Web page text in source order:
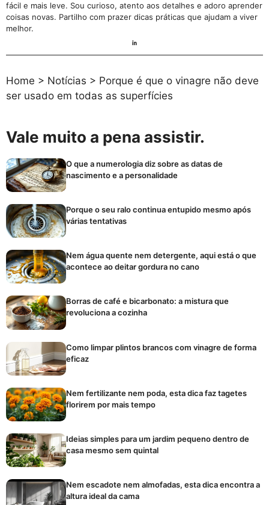
fácil e mais leve. Sou curioso, atento aos detalhes e adoro aprender
coisas novas. Partilho com prazer dicas práticas que ajudam a viver
melhor.
Home > Notícias > Porque é que o vinagre não deve
ser usado em todas as superfícies
Vale muito a pena assistir.
O que a numerologia diz sobre as datas de
nascimento e a personalidade
Porque o seu ralo continua entupido mesmo após
várias tentativas
Nem água quente nem detergente, aqui está o que
acontece ao deitar gordura no cano
Borras de café e bicarbonato: a mistura que
revoluciona a cozinha
Como limpar plintos brancos com vinagre de forma
eficaz
Nem fertilizante nem poda, esta dica faz tagetes
florirem por mais tempo
Ideias simples para um jardim pequeno dentro de
casa mesmo sem quintal
Nem escadote nem almofadas, esta dica encontra a
altura ideal da cama